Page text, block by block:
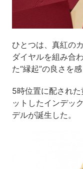
ひとつは、真紅の
ダイヤルを組み合
た“縁起”の良さを
5時位置に配され
ットしたインデッ
デルが誕生した。